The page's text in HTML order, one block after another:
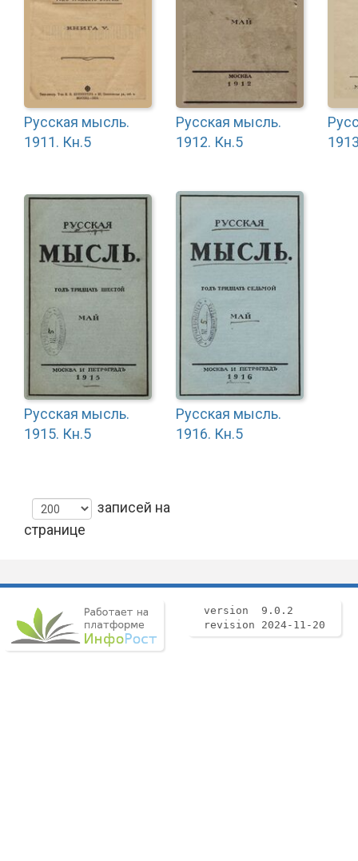
Русская мысль.
1911. Кн.5
Русская мысль.
1912. Кн.5
Русская мысль.
1915. Кн.5
Русская мысль.
1916. Кн.5
записей на
странице
version 9.0.2
revision 2024-11-20